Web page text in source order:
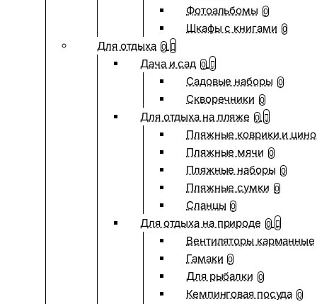
Фотоальбомы 0
Шкафы с книгами 0
Для отдыха 0
Дача и сад 0
Садовые наборы 0
Скворечники 0
Для отдыха на пляже 0
Пляжные коврики и
Пляжные мячи 0
Пляжные наборы 0
Пляжные сумки 0
Сланцы 0
Для отдыха на природе 0
Вентиляторы карманные
Гамаки 0
Для рыбалки 0
Кемпинговая посуда 0